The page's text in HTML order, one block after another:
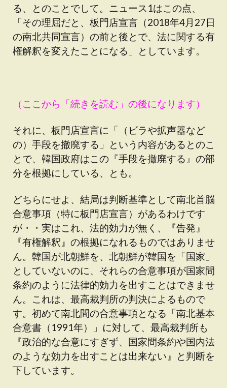
る、とのことでして。ニュース1はこの点、
「その理屈だと、板門店宣言（2018年4月27日
の南北共同宣言）の前と後とで、法に関する有
権解釈を変えたことになる」としています。
（ここから「続きを読む」の後になります）
それに、板門店宣言に「（ビラや拡声器など
の）手段を撤廃する」という内容があるとのこ
とで、韓国政府はこの『手段を撤廃する』の部
分を根拠にしている、とも。
どちらにせよ、結局は判断基準として南北首脳
合意事項（特に板門店宣言）があるわけです
が・・実はこれ、法的効力が無く、『告発』
『有権解釈』の根拠になれるものではありませ
ん。韓国が北朝鮮を、北朝鮮が韓国を「国家」
としていないのに、それらの合意事項が国家間
条約のように法律的効力を出すことはできませ
ん。これは、最高裁判所の判決によるもので
す。初めて南北間の合意事項となる「南北基本
合意書（1991年）」に対して、最高裁判所も
『政治的な合意にすぎず、国家間条約や国内法
のような効力を出すことは出来ない』と判断を
下しています。